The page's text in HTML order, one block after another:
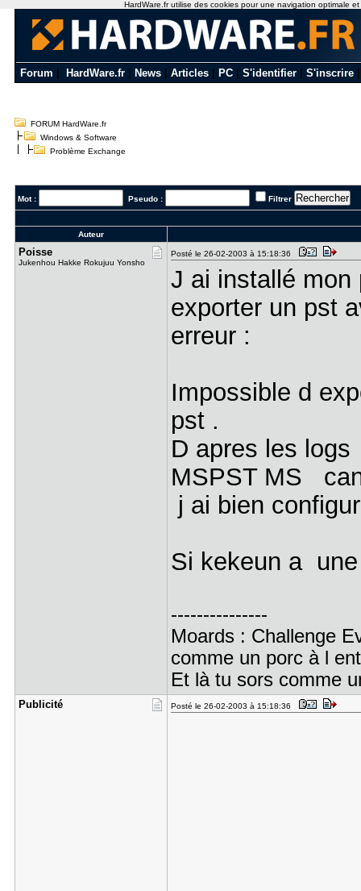
Forum HardWare.fr News Articles PC S'identifier S'inscrire
FORUM HardWare.fr
Windows & Software
Problème Exchange
Mot : Pseudo : Filtrer
Auteur
Poisse
Jukenhou Hakke Rokujuu Yonsho
Posté le 26-02-2003 à 15:18:36
J ai installé mon
exporter un pst
erreur :
Impossible d
pst .
D apres les
MSPST MS
j ai bien
Si kekeun a
---------------
Moards : Challenge
comme un porc à l
Et là tu sors comme
Publicité Posté le 26-02-2003 à 15:18:36
HardWare.fr utilise des cookies pour une navigation optimale